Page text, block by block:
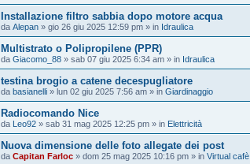
Installazione filtro sabbia dopo motore acqua
da Alepan » gio 26 giu 2025 12:59 pm » in Idraulica
Multistrato o Polipropilene (PPR)
da Giacomo_88 » sab 07 giu 2025 6:34 am » in Idraulica
testina brogio a catene decespugliatore
da basianelli » lun 02 giu 2025 7:56 am » in Giardinaggio
Radiocomando Nice
da Leo92 » sab 31 mag 2025 12:25 pm » in Elettricità
Nuova dimensione delle foto allegate dei post
da Capitan Farloc » dom 25 mag 2025 10:16 pm » in Virtual cafè